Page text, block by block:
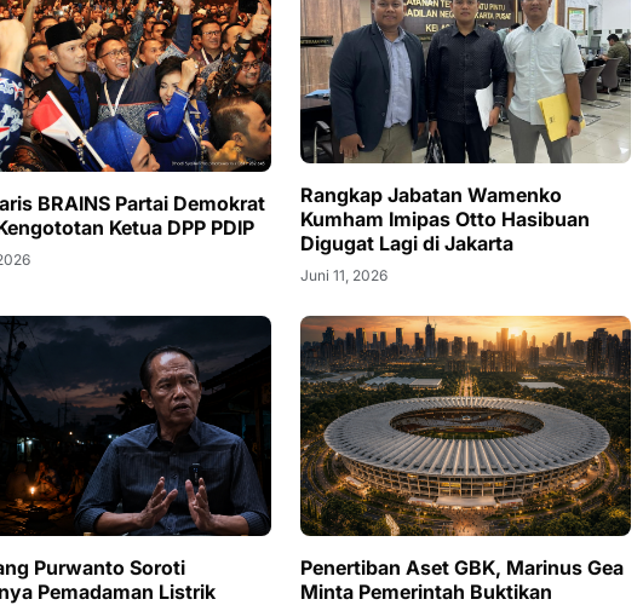
BRAINS Partai Demokrat
Ketua DPP PDIP
Rangkap Jabatan Wamenko
Kumham Imipas Otto Hasibuan
Digugat Lagi di Jakarta
Juni 11, 2026
Purwanto Soroti
Pemadaman Listrik
Penertiban Aset GBK, Marinus Gea
Minta Pemerintah Buktikan